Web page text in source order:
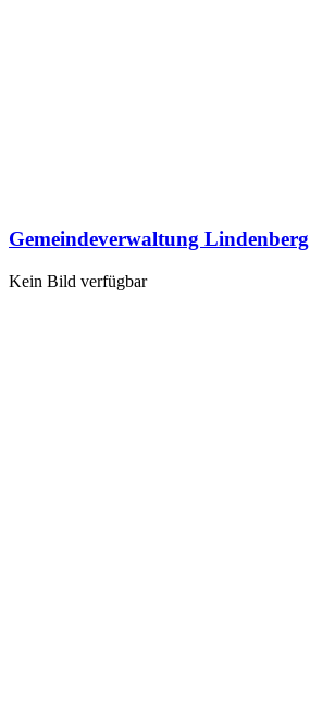
Gemeindeverwaltung Lindenberg
Kein Bild verfügbar